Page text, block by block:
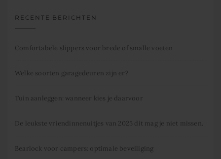
RECENTE BERICHTEN
Comfortabele slippers voor brede of smalle voeten
Welke soorten garagedeuren zijn er?
Tuin aanleggen: wanneer kies je daarvoor
De leukste vriendinnenuitjes van 2025 dit mag je niet missen.
Bearlock voor campers: optimale beveiliging